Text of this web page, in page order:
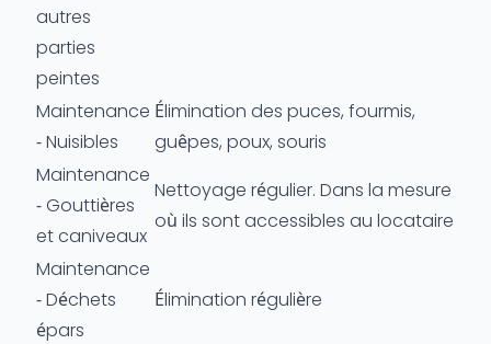
autres
parties
peintes
Maintenance
- Nuisibles
Élimination des puces, fourmis,
guêpes, poux, souris
Maintenance
- Gouttières
et caniveaux
Nettoyage régulier. Dans la mesure
où ils sont accessibles au locataire
Maintenance
- Déchets
épars
Élimination régulière